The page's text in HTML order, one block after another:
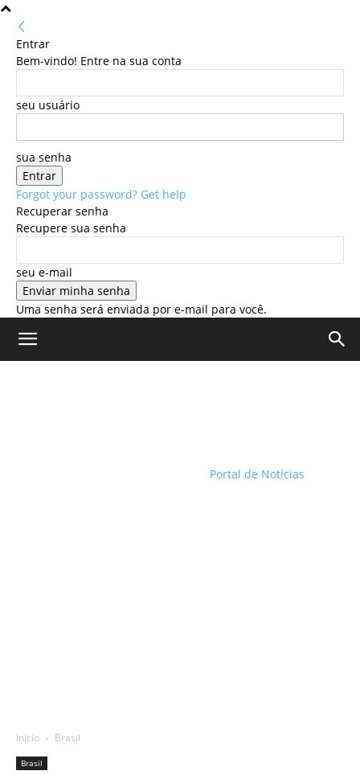
Entrar
Bem-vindo! Entre na sua conta
seu usuário
sua senha
Forgot your password? Get help
Recuperar senha
Recupere sua senha
seu e-mail
Uma senha será enviada por e-mail para você.
Portal de Notícias
Início Brasil
Brasil